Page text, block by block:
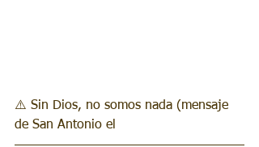
⚠️ Sin Dios, no somos nada (mensaje
de San Antonio el